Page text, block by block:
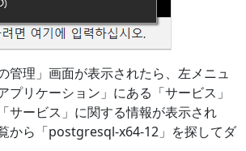
管理」画面が表示されたら、左メニュ
プリケーション」にある「サービス」
サービス」に関する情報が表示され
から「postgresql-x64-12」を探してダ